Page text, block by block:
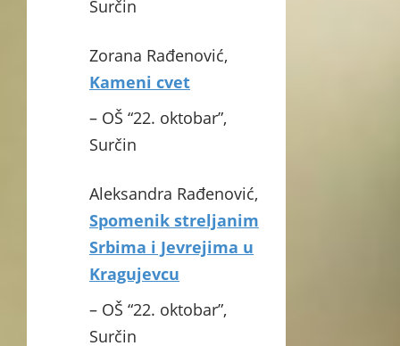
Surčin
Zorana Rađenović,
Kameni cvet
– OŠ “22. oktobar”,
Surčin
Aleksandra Rađenović,
Spomenik streljanim
Srbima i Jevrejima u
Kragujevcu
– OŠ “22. oktobar”,
Surčin